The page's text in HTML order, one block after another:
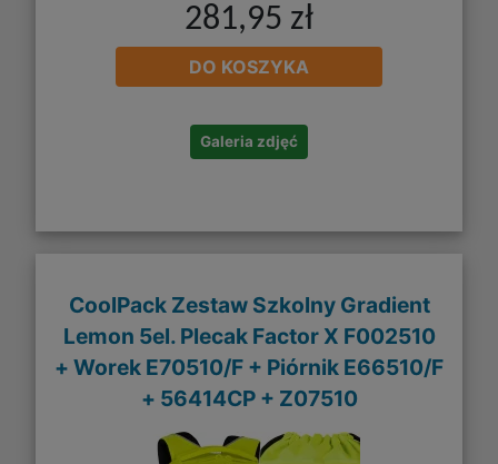
281,95 zł
DO KOSZYKA
Galeria zdjęć
CoolPack Zestaw Szkolny Gradient
Lemon 5el. Plecak Factor X F002510
+ Worek E70510/F + Piórnik E66510/F
+ 56414CP + Z07510